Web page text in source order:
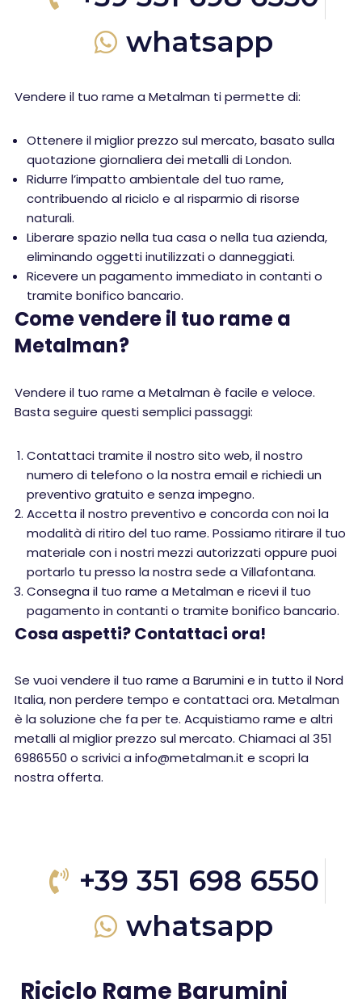
whatsapp
Vendere il tuo rame a Metalman ti permette di:
Ottenere il miglior prezzo sul mercato, basato sulla
quotazione giornaliera dei metalli di London.
Ridurre l’impatto ambientale del tuo rame,
contribuendo al riciclo e al risparmio di risorse
naturali.
Liberare spazio nella tua casa o nella tua azienda,
eliminando oggetti inutilizzati o danneggiati.
Ricevere un pagamento immediato in contanti o
tramite bonifico bancario.
Come vendere il tuo rame a
Metalman?
Vendere il tuo rame a Metalman è facile e veloce.
Basta seguire questi semplici passaggi:
Contattaci tramite il nostro sito web, il nostro
numero di telefono o la nostra email e richiedi un
preventivo gratuito e senza impegno.
Accetta il nostro preventivo e concorda con noi la
modalità di ritiro del tuo rame. Possiamo ritirare il tuo
materiale con i nostri mezzi autorizzati oppure puoi
portarlo tu presso la nostra sede a Villafontana.
Consegna il tuo rame a Metalman e ricevi il tuo
pagamento in contanti o tramite bonifico bancario.
Cosa aspetti? Contattaci ora!
Se vuoi vendere il tuo rame a Barumini e in tutto il Nord
Italia, non perdere tempo e contattaci ora. Metalman
è la soluzione che fa per te. Acquistiamo rame e altri
metalli al miglior prezzo sul mercato. Chiamaci al 351
6986550 o scrivici a info@metalman.it e scopri la
nostra offerta.
+39 351 698 6550
whatsapp
Riciclo Rame Barumini